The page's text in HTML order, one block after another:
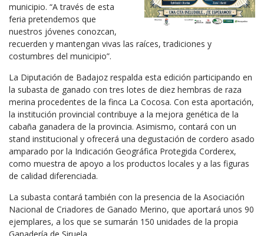
municipio. “A través de esta
feria pretendemos que
nuestros jóvenes conozcan,
recuerden y mantengan vivas las raíces, tradiciones y
costumbres del municipio”.
La Diputación de Badajoz respalda esta edición participando en
la subasta de ganado con tres lotes de diez hembras de raza
merina procedentes de la finca La Cocosa. Con esta aportación,
la institución provincial contribuye a la mejora genética de la
cabaña ganadera de la provincia. Asimismo, contará con un
stand institucional y ofrecerá una degustación de cordero asado
amparado por la Indicación Geográfica Protegida Corderex,
como muestra de apoyo a los productos locales y a las figuras
de calidad diferenciada.
La subasta contará también con la presencia de la Asociación
Nacional de Criadores de Ganado Merino, que aportará unos 90
ejemplares, a los que se sumarán 150 unidades de la propia